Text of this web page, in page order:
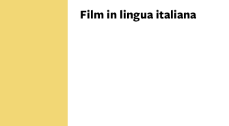
Film in lingua italiana